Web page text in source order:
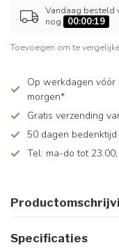
Vandaag besteld
nog
00:00:19
Toevoegen om te
Op werkdagen vóór
morgen*
Gratis verzending
50 dagen
Tel: ma-do tot
Specificaties